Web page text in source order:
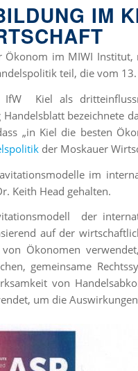
IM
Ökonom im MIWI
teil, die vom
Kiel als
bezeichnete
„in Kiel die besten
der Moskauer
im
Keith Head gehalten.
der
auf der
Ökonomen
gemeinsame
von
um die